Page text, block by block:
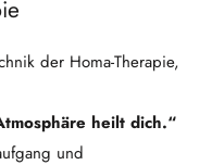
der Homa-Therapie,
heilt dich.“
und